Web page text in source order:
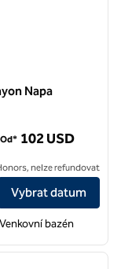
Napa
Hilton American
Od* 102 USD
nelze refundovat
Vybrat datum
Venkovní bazén
další